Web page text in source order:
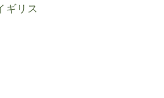
ギリス